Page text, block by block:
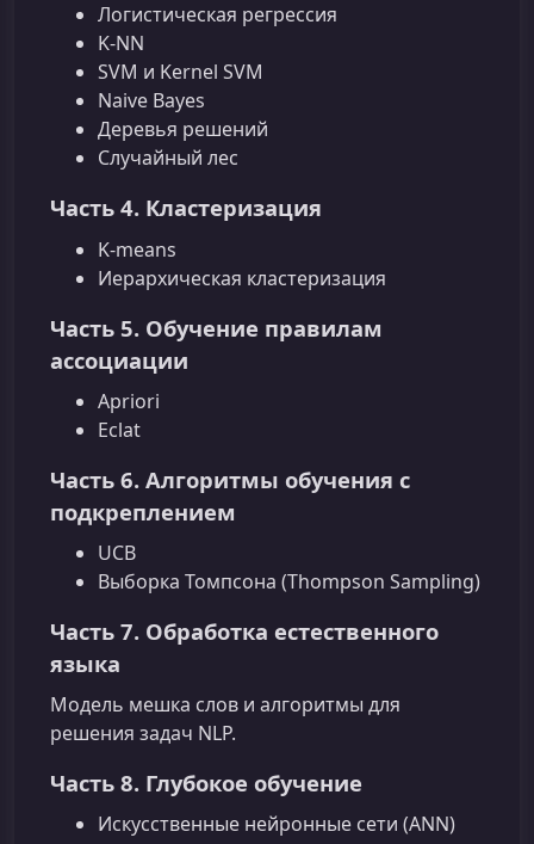
Логистическая регрессия
K-NN
SVM и Kernel SVM
Naive Bayes
Деревья решений
Случайный лес
Часть 4. Кластеризация
K-means
Иерархическая кластеризация
Часть 5. Обучение правилам
ассоциации
Apriori
Eclat
Часть 6. Алгоритмы обучения с
подкреплением
UCB
Выборка Томпсона (Thompson Sampling)
Часть 7. Обработка естественного
языка
Модель мешка слов и алгоритмы для
решения задач NLP.
Часть 8. Глубокое обучение
Искусственные нейронные сети (ANN)